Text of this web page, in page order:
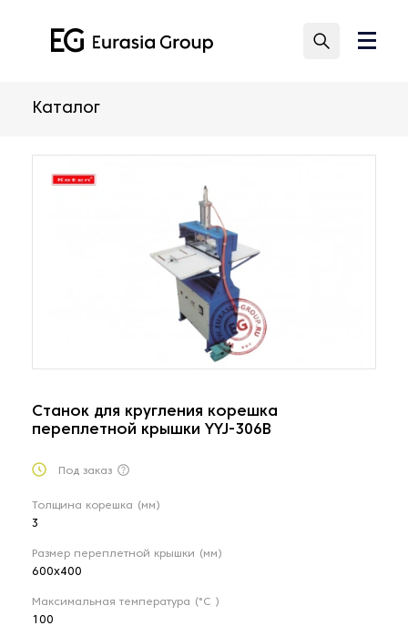
Каталог
Станок для кругления корешка
переплетной крышки YYJ-306B
Под заказ
Толщина корешка (мм)
3
Размер переплетной крышки (мм)
600x400
Максимальная температура (°C )
100